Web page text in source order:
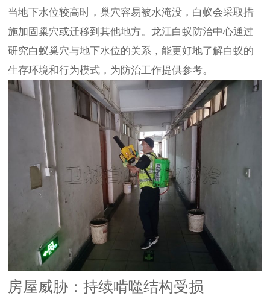
当地下水位较高时，巢穴容易被水淹没，白蚁会采取措
施加固巢穴或迁移到其他地方。龙江白蚁防治中心通过
研究白蚁巢穴与地下水位的关系，能更好地了解白蚁的
生存环境和行为模式，为防治工作提供参考。
房屋威胁：持续啃噬结构受损